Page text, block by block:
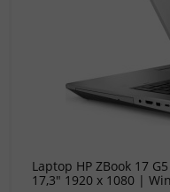
Laptop HP ZBook 17
17,3" 1920 x 1080 |